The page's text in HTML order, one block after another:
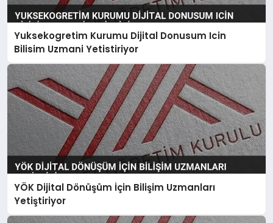
Yuksekogretim Kurumu Dijital Donusum Icin
Bilisim Uzmani Yetistiriyor
YÖK Dijital Dönüşüm İçin Bilişim Uzmanları
Yetiştiriyor